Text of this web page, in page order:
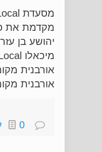
מקדמת את
יהושע בן
אורבנית
אורבנית
0